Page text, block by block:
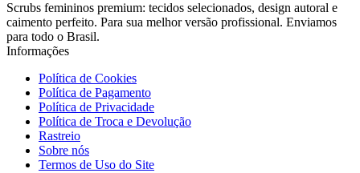
Scrubs femininos premium: tecidos selecionados, design autoral e
caimento perfeito. Para sua melhor versão profissional. Enviamos
para todo o Brasil.
Informações
Política de Cookies
Política de Pagamento
Política de Privacidade
Política de Troca e Devolução
Rastreio
Sobre nós
Termos de Uso do Site